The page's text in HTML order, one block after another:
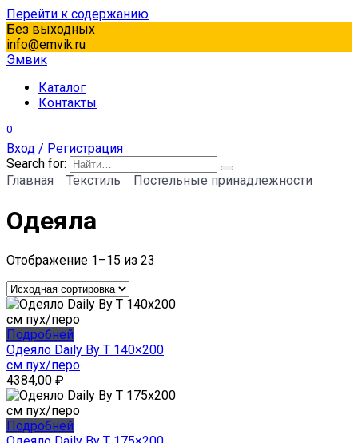
Перейти к содержанию
Без выходных
info@emvik.ru
Эмвик
Каталог
Контакты
0
Вход / Регистрация
Search for:
Главная
Текстиль Постельные принадлежности
Одеяла
Отображение 1–15 из 23
Подробней
Одеяло Daily By T 140×200
см пух/перо
4384,00 ₽
Подробней